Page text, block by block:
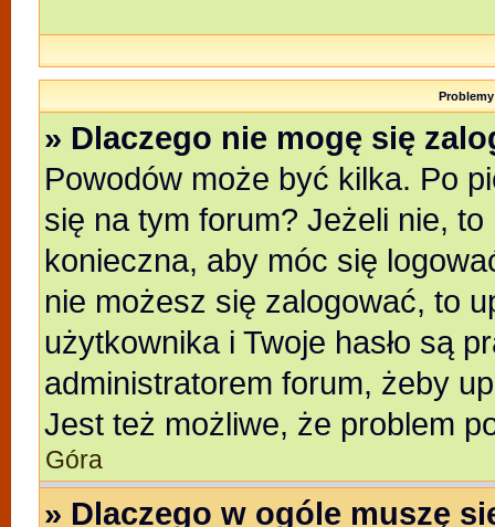
» Dlaczego nie mogę się
Powodów może być kilka. Po
się na tym forum? Jeżeli nie,
konieczna, aby móc się
nie możesz się zalogować, to
użytkownika i Twoje hasło są
administratorem forum, żeby
Jest też możliwe, że problem
Góra
» Dlaczego w ogóle muszę